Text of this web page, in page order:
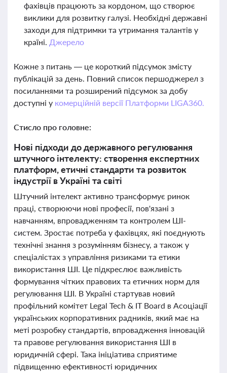
фахівців працюють за кордоном, що створює
виклики для розвитку галузі. Необхідні державні
заходи для підтримки та утримання талантів у
країні. Джерело
Кожне з питань — це короткий підсумок змісту
публікацій за день. Повний список першоджерел з
посиланнями та розширений підсумок за добу
доступні у комерційній версії Платформи LIGA360.
Стисло про головне:
Нові підходи до державного регулювання
штучного інтелекту: створення експертних
платформ, етичні стандарти та розвиток
індустрії в Україні та світі
Штучний інтелект активно трансформує ринок
праці, створюючи нові професії, пов'язані з
навчанням, впровадженням та контролем ШІ-
систем. Зростає потреба у фахівцях, які поєднують
технічні знання з розумінням бізнесу, а також у
спеціалістах з управління ризиками та етики
використання ШІ. Це підкреслює важливість
формування чітких правових та етичних норм для
регулювання ШІ. В Україні стартував новий
профільний комітет Legal Tech & IT Board в Асоціації
українських корпоративних радників, який має на
меті розробку стандартів, впровадження інновацій
та правове регулювання використання ШІ в
юридичній сфері. Така ініціатива сприятиме
підвищенню ефективності юридичних